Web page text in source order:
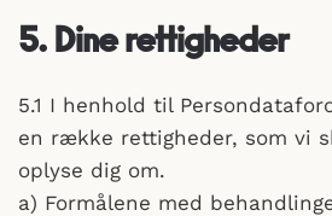
5. Dine rettigheder
5.1 I henhold til
en række rettigheder, som vi
oplyse dig om.
a) Formålene med